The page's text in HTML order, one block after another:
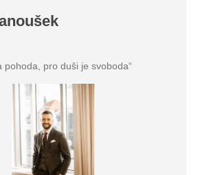
pohoda, pro duši je svoboda“